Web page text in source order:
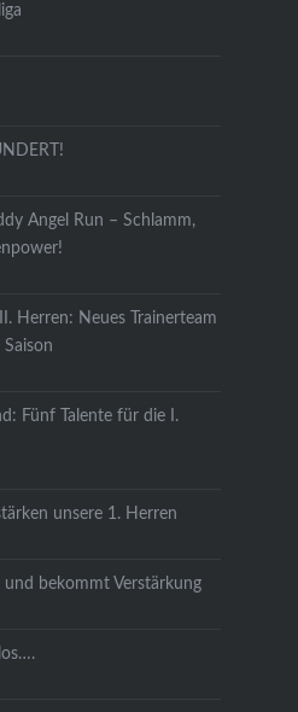
Angel Run – Schlamm,
Herren: Neues Trainerteam
Fünf Talente für die I.
unsere 1. Herren
und bekommt Verstärkung